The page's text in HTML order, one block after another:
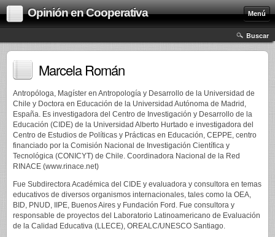
Opinión en Cooperativa Menú
Buscar
Marcela Román
Antropóloga, Magíster en Antropología y Desarrollo de la Universidad de
Chile y Doctora en Educación de la Universidad Autónoma de Madrid,
España. Es investigadora del Centro de Investigación y Desarrollo de la
Educación (CIDE) de la Universidad Alberto Hurtado e investigadora del
Centro de Estudios de Políticas y Prácticas en Educación, CEPPE, centro
financiado por la Comisión Nacional de Investigación Científica y
Tecnológica (CONICYT) de Chile. Coordinadora Nacional de la Red
RINACE (www.rinace.net)
Fue Subdirectora Académica del CIDE y evaluadora y consultora en temas
educativos de diversos organismos internacionales, tales como la OEA,
BID, PNUD, IIPE, Buenos Aires y Fundación Ford. Fue consultora y
responsable de proyectos del Laboratorio Latinoamericano de Evaluación
de la Calidad Educativa (LLECE), OREALC/UNESCO Santiago.